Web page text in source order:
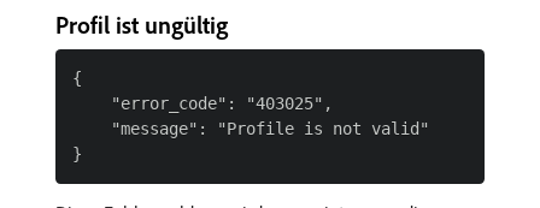
Profil ist ungültig
{
    "error_code": "403025",
    "message": "Profile is not valid"